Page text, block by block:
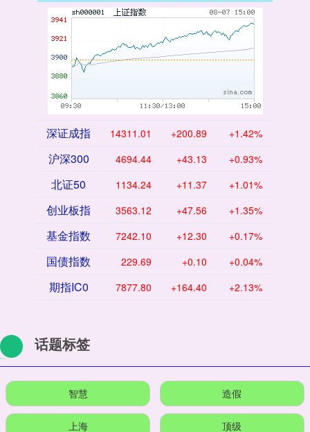
深证成指 14311.01 +200.89 +1.42%
沪深300 4694.44 +43.13 +0.93%
北证50 1134.24 +11.37 +1.01%
创业板指 3563.12 +47.56 +1.35%
基金指数 7242.10 +12.30 +0.17%
国债指数 229.69 +0.10 +0.04%
期指IC0 7877.80 +164.40 +2.13%
话题标签
智慧 造假
上海 顶级